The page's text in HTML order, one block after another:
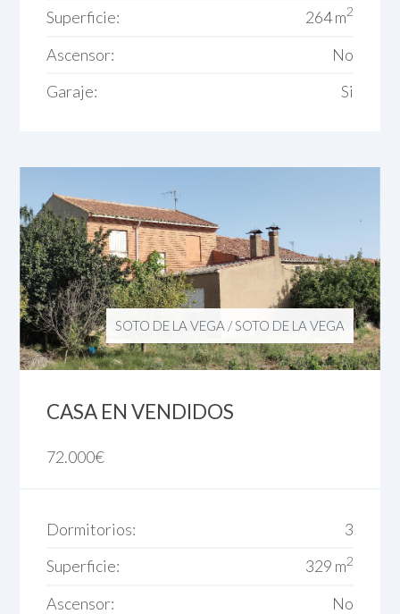
Superficie:
264 m2
Ascensor:
No
Garaje:
Si
SOTO DE LA VEGA /SOTO DE LA VEGA
CASA EN VENDIDOS
72.000€
Dormitorios:
3
Superficie:
329 m2
Ascensor:
No